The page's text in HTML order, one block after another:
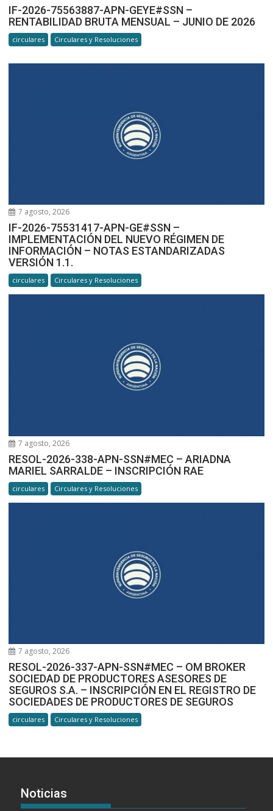
IF-2026-75563887-APN-GEYE#SSN –
RENTABILIDAD BRUTA MENSUAL – JUNIO DE 2026
circulares Circulares y Resoluciones
7 agosto, 2026
IF-2026-75531417-APN-GE#SSN –
IMPLEMENTACIÓN DEL NUEVO RÉGIMEN DE
INFORMACIÓN – NOTAS ESTANDARIZADAS
VERSIÓN 1.1.
circulares Circulares y Resoluciones
7 agosto, 2026
RESOL-2026-338-APN-SSN#MEC – ARIADNA
MARIEL SARRALDE – INSCRIPCIÓN RAE
circulares Circulares y Resoluciones
7 agosto, 2026
RESOL-2026-337-APN-SSN#MEC – OM BROKER
SOCIEDAD DE PRODUCTORES ASESORES DE
SEGUROS S.A. – INSCRIPCIÓN EN EL REGISTRO DE
SOCIEDADES DE PRODUCTORES DE SEGUROS
circulares Circulares y Resoluciones
Noticias